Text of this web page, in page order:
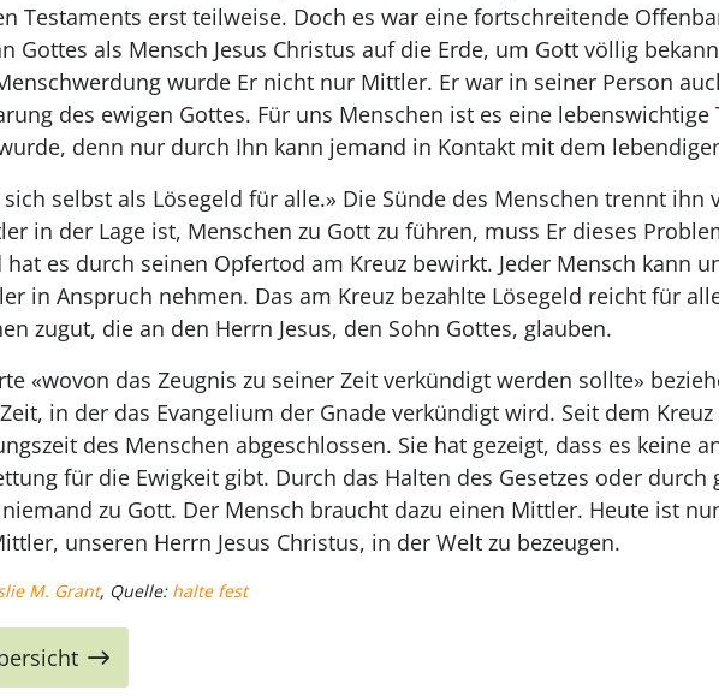
Testaments erst teilweise. Doch es war eine fortschreitende
Gottes als Mensch Jesus Christus auf die Erde, um Gott völlig
wurde Er nicht nur Mittler. Er war in seiner Person
des ewigen Gottes. Für uns Menschen ist es eine lebenswichtige
denn nur durch Ihn kann jemand in Kontakt mit dem
sich selbst als Lösegeld für alle.» Die Sünde des Menschen trennt ihn
in der Lage ist, Menschen zu Gott zu führen, muss Er dieses
hat es durch seinen Opfertod am Kreuz bewirkt. Jeder Mensch kann
in Anspruch nehmen. Das am Kreuz bezahlte Lösegeld reicht für
zugut, die an den Herrn Jesus, den Sohn Gottes, glauben.
«wovon das Zeugnis zu seiner Zeit verkündigt werden sollte»
in der das Evangelium der Gnade verkündigt wird. Seit dem
des Menschen abgeschlossen. Sie hat gezeigt, dass es keine
für die Ewigkeit gibt. Durch das Halten des Gesetzes oder durch
zu Gott. Der Mensch braucht dazu einen Mittler. Heute ist
unseren Herrn Jesus Christus, in der Welt zu bezeugen.
M. Grant, Quelle: halte fest